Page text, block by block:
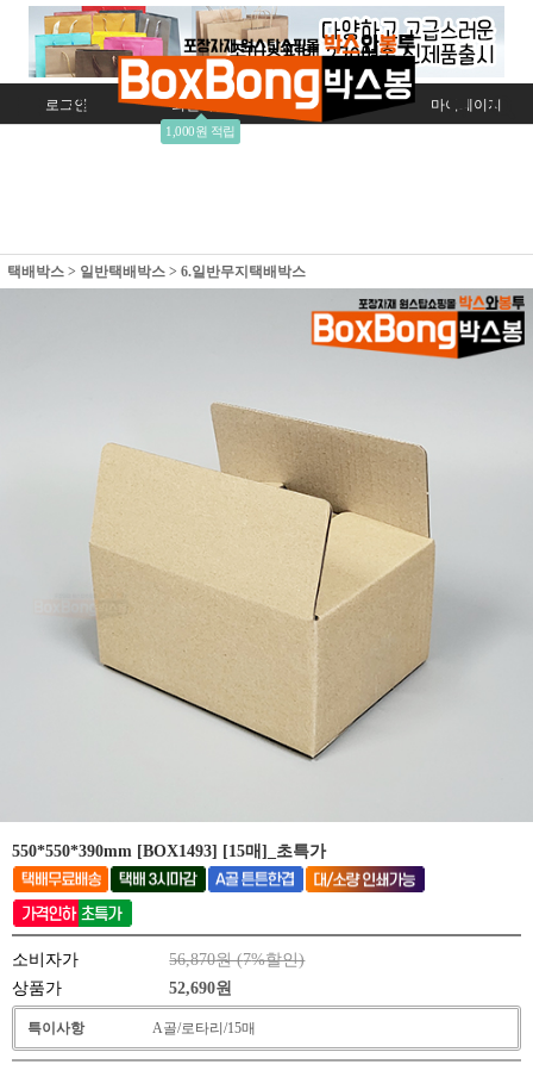
로그인 회원가입
1,000원 적립
주문조회 마이페이지
택배박스 > 일반택배박스 > 6.일반무지택배박스
550*550*390mm [BOX1493] [15매]_초특가
소비자가 56,870원 (7%할인)
상품가
52,690원
특이사항 A골/로타리/15매